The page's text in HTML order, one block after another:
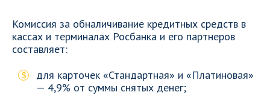
Комиссия за обналичивание кредитных средств в
кассах и терминалах Росбанка и его партнеров
составляет:
для карточек «Стандартная» и «Платиновая»
— 4,9% от суммы снятых денег;